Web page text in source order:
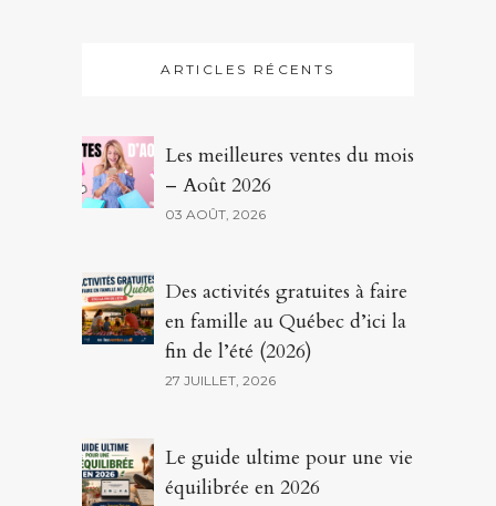
ARTICLES RÉCENTS
Les meilleures ventes du mois
– Août 2026
03 AOÛT, 2026
Des activités gratuites à faire
en famille au Québec d’ici la
fin de l’été (2026)
27 JUILLET, 2026
Le guide ultime pour une vie
équilibrée en 2026